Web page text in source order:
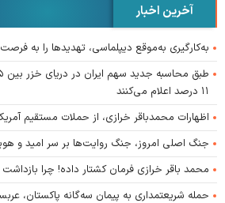
آخرین اخبار
به‌کارگیری به‌موقع دیپلماسی، تهدیدها را به
۱۱ درصد اعلام می‌کنند
اظهارات محمدباقر خرازی، از حملات مستقیم
جنگ اصلی امروز، جنگ روایت‌ها بر سر امید و
محمد باقر خرازی فرمان کشتار داده! چرا
حمله شریعتمداری به پیمان سه‌گانه پاکستان،